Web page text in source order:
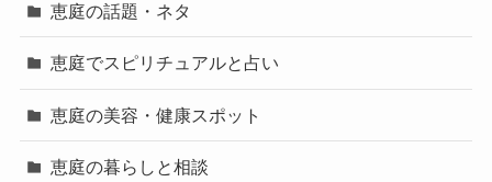
恵庭の話題・ネタ
恵庭でスピリチュアルと占い
恵庭の美容・健康スポット
恵庭の暮らしと相談